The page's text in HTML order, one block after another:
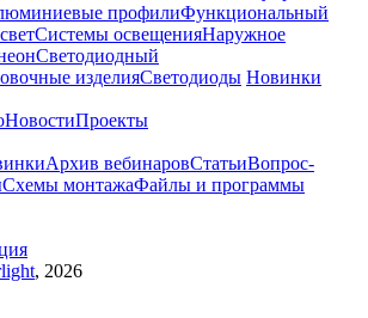
профилиФункциональный
Системы освещенияНаружное
Светодиодный
изделияСветодиоды Новинки
НовостиПроекты
Архив вебинаровСтатьиВопрос-
Схемы монтажаФайлы и программы
, 2026